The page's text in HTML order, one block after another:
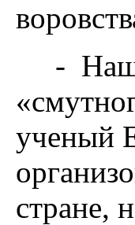
- Наша
ученый
стране,